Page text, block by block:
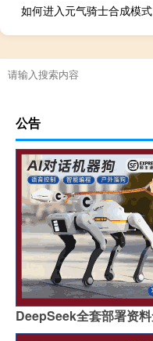
如何进入元气骑士合成模式
公告
DeepSeek全套部署资